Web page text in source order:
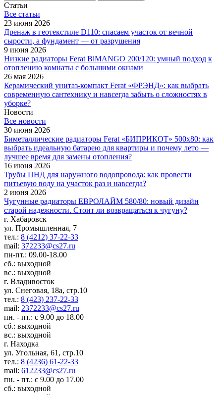
Статьи
Все cтатьи
23 июня 2026
Дренаж в геотекстиле D110: спасаем участок от вечной
сырости, а фундамент — от разрушения
9 июня 2026
Низкие радиаторы Ferat BiMANGO 200/120: умный подход к
отоплению комнаты с большими окнами
26 мая 2026
Керамический унитаз-компакт Ferat «ФРЭНД»: как выбрать
современную сантехнику и навсегда забыть о сложностях в
уборке?
Новости
Все новости
30 июня 2026
Биметаллические радиаторы Ferat «БИПРИКОТ» 500x80: как
выбрать идеальную батарею для квартиры и почему лето —
лучшее время для замены отопления?
16 июня 2026
Трубы ПНД для наружного водопровода: как провести
питьевую воду на участок раз и навсегда?
2 июня 2026
Чугунные радиаторы ЕВРОЛАЙМ 580/80: новый дизайн
старой надежности. Стоит ли возвращаться к чугуну?
г. Хабаровск
ул. Промышленная, 7
тел.: 8 (4212) 37-22-33
mail: 372233@cs27.ru
пн-пт.: 09.00-18.00
сб.: выходной
вс.: выходной
г. Владивосток
ул. Снеговая, 18а, стр.10
тел.: 8 (423) 237-22-33
mail: 2372233@cs27.ru
пн. - пт.: с 9.00 до 18.00
сб.: выходной
вс.: выходной
г. Находка
ул. Угольная, 61, стр.10
тел.: 8 (4236) 61-22-33
mail: 612233@cs27.ru
пн. - пт.: с 9.00 до 17.00
сб.: выходной